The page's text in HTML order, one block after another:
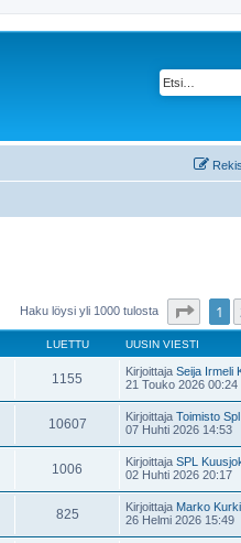
Haku löysi yli 1000 tulosta Sivu1
LUETTU UUSIN VIESTI
1155 Kirjoittaja Seija Irmeli
21 Touko 2026 00:24
10607 Kirjoittaja Toimisto Spl
07 Huhti 2026 14:53
1006 Kirjoittaja SPL
02 Huhti 2026 20:17
825 Kirjoittaja Marko
26 Helmi 2026 15:49